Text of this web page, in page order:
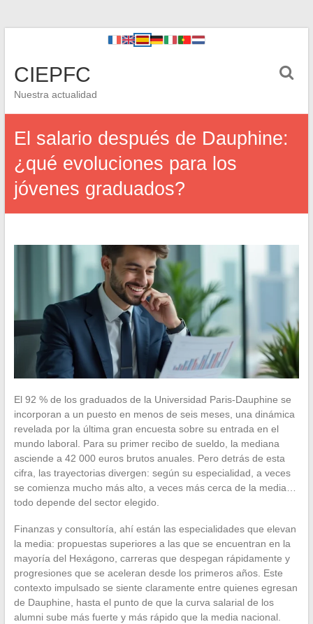
CIEPFC
Nuestra actualidad
El salario después de Dauphine:
¿qué evoluciones para los
jóvenes graduados?
El 92 % de los graduados de la Universidad Paris-Dauphine se
incorporan a un puesto en menos de seis meses, una dinámica
revelada por la última gran encuesta sobre su entrada en el
mundo laboral. Para su primer recibo de sueldo, la mediana
asciende a 42 000 euros brutos anuales. Pero detrás de esta
cifra, las trayectorias divergen: según su especialidad, a veces
se comienza mucho más alto, a veces más cerca de la media…
todo depende del sector elegido.
Finanzas y consultoría, ahí están las especialidades que elevan
la media: propuestas superiores a las que se encuentran en la
mayoría del Hexágono, carreras que despegan rápidamente y
progresiones que se aceleran desde los primeros años. Este
contexto impulsado se siente claramente entre quienes egresan
de Dauphine, hasta el punto de que la curva salarial de los
alumni sube más fuerte y más rápido que la media nacional.